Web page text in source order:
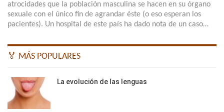
atrocidades que la población masculina se hacen en su órgano
sexuale con el único fin de agrandar éste (o eso esperan los
pacientes). Un hospital de este país ha dado nota de un caso…
🏅 MÁS POPULARES
La evolución de las lenguas